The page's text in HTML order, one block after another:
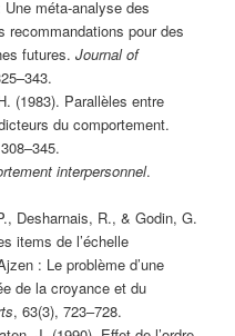
méta-analyse des
recommandations pour des
futures. Journal of
(1983). Parallèles entre
du comportement.
interpersonnel.
Desharnais, R., & Godin, G.
items de l’échelle
: Le problème d’une
de la croyance et du
, 63(3), 723–728.